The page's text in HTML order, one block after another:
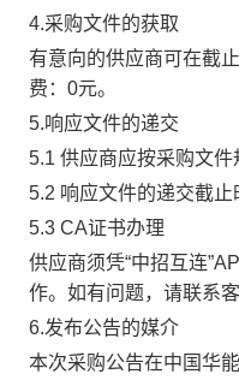
4.采购文件的获取
有意向的供应商可在截
费：0元。
5.响应文件的递交
5.1 供应商应按采购文
5.2 响应文件的递交截
5.3 CA证书办理
供应商须凭“中招互连
作。如有问题，请联系
6.发布公告的媒介
本次采购公告在中国华